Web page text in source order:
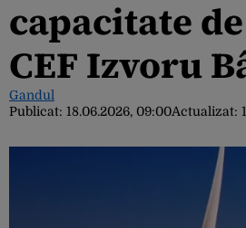
capacitate
CEF Izvoru
Gandul
Publicat: 18.06.2026, 09:00Actualizat: